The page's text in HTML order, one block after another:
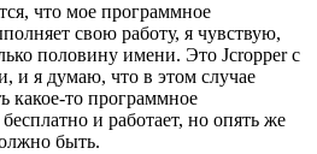
что мое программное
свою работу, я чувствую,
половину имени. Это Jcropper с
и я думаю, что в этом случае
какое-то программное
и работает, но опять же
быть.